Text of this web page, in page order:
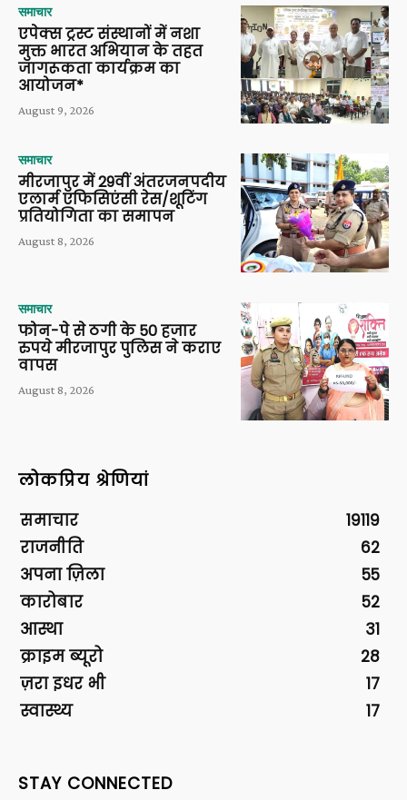
समाचार
एपेक्स ट्रस्ट संस्थानों में नशा
मुक्त भारत अभियान के तहत
जागरूकता कार्यक्रम का
आयोजन*
August 9, 2026
समाचार
मीरजापुर में 29वीं अंतरजनपदीय
एलार्म एफिसिएंसी रेस/शूटिंग
प्रतियोगिता का समापन
August 8, 2026
समाचार
फोन-पे से ठगी के 50 हजार
रुपये मीरजापुर पुलिस ने कराए
वापस
August 8, 2026
लोकप्रिय श्रेणियां
समाचार
19119
राजनीति
62
अपना ज़िला
55
कारोबार
52
आस्था
31
क्राइम ब्यूरो
28
ज़रा इधर भी
17
स्वास्थ्य
17
STAY CONNECTED